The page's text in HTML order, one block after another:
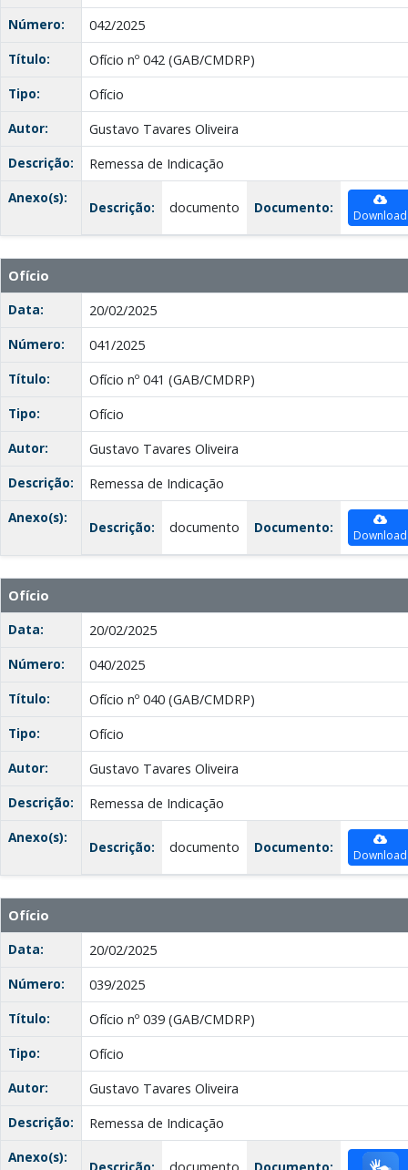
Número:
042/2025
Título:
Ofício nº 042 (GAB/CMDRP)
Tipo:
Ofício
Autor:
Gustavo Tavares Oliveira
Descrição:
Remessa de Indicação
Anexo(s):
Descrição: documento Documento: Download
Ofício
Data:
20/02/2025
Número:
041/2025
Título:
Ofício nº 041 (GAB/CMDRP)
Tipo:
Ofício
Autor:
Gustavo Tavares Oliveira
Descrição:
Remessa de Indicação
Anexo(s):
Descrição: documento Documento: Download
Ofício
Data:
20/02/2025
Número:
040/2025
Título:
Ofício nº 040 (GAB/CMDRP)
Tipo:
Ofício
Autor:
Gustavo Tavares Oliveira
Descrição:
Remessa de Indicação
Anexo(s):
Descrição: documento Documento: Download
Ofício
Data:
20/02/2025
Número:
039/2025
Título:
Ofício nº 039 (GAB/CMDRP)
Tipo:
Ofício
Autor:
Gustavo Tavares Oliveira
Descrição:
Remessa de Indicação
Anexo(s):